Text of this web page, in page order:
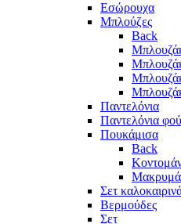
Eσώρουχα
Μπλούζες
Back
Παντελόνια
Παντελόνια
Πουκάμισα
Back
Σετ
Βερμούδες
Σετ